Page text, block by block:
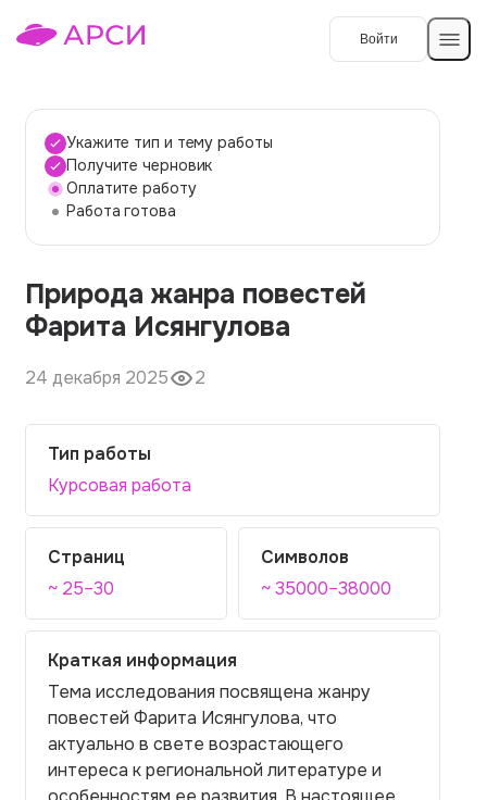
Войти
Темы работ
О сервисе
О компании
Наши гарантии
Порядок оплаты
Вопросы и ответы
Отзывы
Контакты
Укажите тип и тему работы
Получите черновик
Оплатите работу
Работа готова
Природа жанра повестей
Фарита Исянгулова
24 декабря 2025 2
Тип работы
Курсовая работа
Страниц
~ 25–30
Символов
~ 35000–38000
Краткая информация
Тема исследования посвящена жанру
повестей Фарита Исянгулова, что
актуально в свете возрастающего
интереса к региональной литературе и